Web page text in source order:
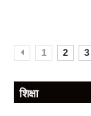
1 2 3
शिक्षा